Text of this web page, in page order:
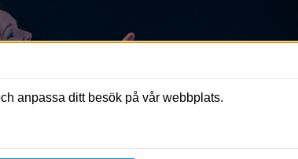
anpassa ditt besök på vår webbplats.